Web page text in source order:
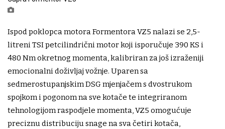
Ispod poklopca motora Formentora VZ5 nalazi se 2,5-
litreni TSI petcilindrični motor koji isporučuje 390 KS i
480 Nm okretnog momenta, kalibriran za još izraženiji
emocionalni doživljaj vožnje. Uparen sa
sedmerostupanjskim DSG mjenjačem s dvostrukom
spojkom i pogonom na sve kotače te integriranom
tehnologijom raspodjele momenta, VZ5 omogućuje
preciznu distribuciju snage na sva četiri kotača,